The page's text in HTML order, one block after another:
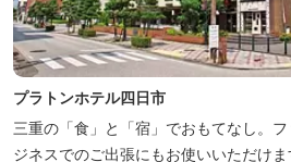
プラトンホテル四日市
三重の「食」と「宿」でおもてなし。
ジネスでのご出張にもお使いいただけ